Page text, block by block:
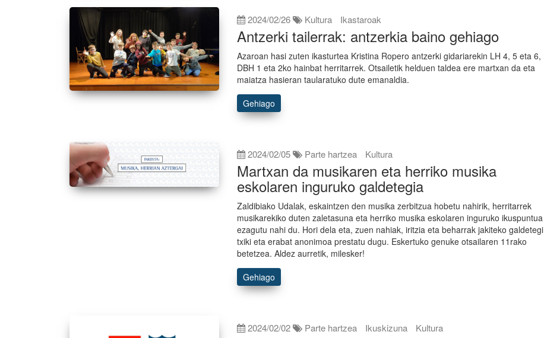
2024/02/26 Kultura Ikastaroak
Antzerki tailerrak: antzerkia baino gehiago
Azaroan hasi zuten ikasturtea Kristina Ropero antzerki gidariarekin LH 4, 5 eta 6,
DBH 1 eta 2ko hainbat herritarrek. Otsailetik helduen taldea ere martxan da eta
maiatza hasieran taularatuko dute emanaldia.
Gehiago
2024/02/05 Parte hartzea Kultura
Martxan da musikaren eta herriko musika
eskolaren inguruko galdetegia
Zaldibiako Udalak, eskaintzen den musika zerbitzua hobetu nahirik, herritarrek
musikarekiko duten zaletasuna eta herriko musika eskolaren inguruko ikuspuntua
ezagutu nahi du. Hori dela eta, zuen nahiak, iritzia eta beharrak jakiteko galdetegi
txiki eta erabat anonimoa prestatu dugu. Eskertuko genuke otsailaren 11rako
betetzea. Aldez aurretik, milesker!
Gehiago
2024/02/02 Parte hartzea Ikuskizuna Kultura